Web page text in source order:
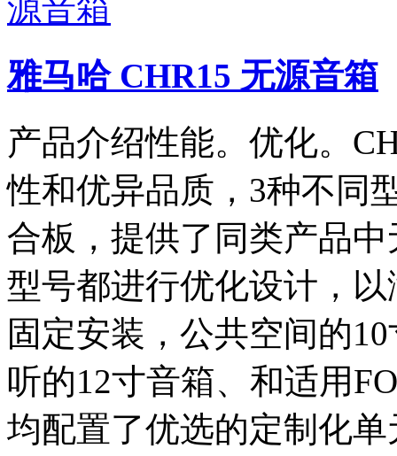
雅马哈 CHR15 无源音箱
产品介绍性能。优化。
性和优异品质，3种不同
合板，提供了同类产品
型号都进行优化设计，
固定安装，公共空间的
听的12寸音箱、和适用
均配置了优选的定制化